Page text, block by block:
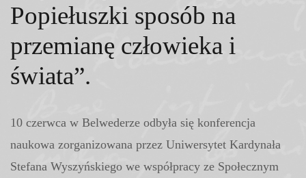
Popiełuszki sposób na
przemianę człowieka i
świata”.
10 czerwca w Belwederze odbyła się konferencja
naukowa zorganizowana przez Uniwersytet Kardynała
Stefana Wyszyńskiego we współpracy ze Społecznym